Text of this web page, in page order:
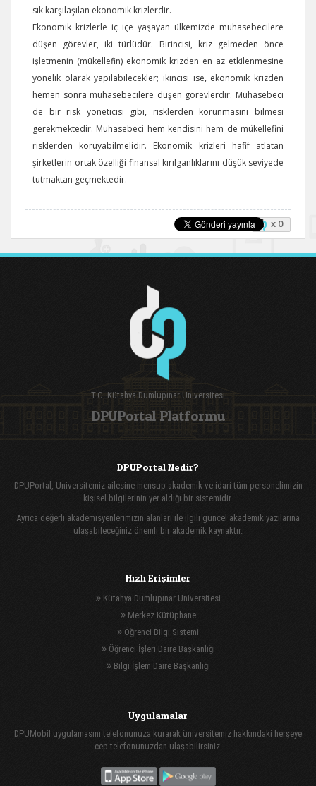
sık karşılaşılan ekonomik krizlerdir.
Ekonomik krizlerle iç içe yaşayan ülkemizde muhasebecilere
düşen görevler, iki türlüdür. Birincisi, kriz gelmeden önce
işletmenin (mükellefin) ekonomik krizden en az etkilenmesine
yönelik olarak yapılabilecekler; ikincisi ise, ekonomik krizden
hemen sonra muhasebecilere düşen görevlerdir. Muhasebeci
de bir risk yöneticisi gibi, risklerden korunmasını bilmesi
gerekmektedir. Muhasebeci hem kendisini hem de mükellefini
risklerden koruyabilmelidir. Ekonomik krizleri hafif atlatan
şirketlerin ortak özelliği finansal kırılganlıklarını düşük seviyede
tutmaktan geçmektedir.
x 0
T.C. Kütahya Dumlupınar Üniversitesi
DPUPortal Platformu
DPUPortal Nedir?
DPUPortal, Üniversitemiz ailesine mensup akademik ve idari tüm personelimizin
kişisel bilgilerinin yer aldığı bir sistemidir.
Ayrıca değerli akademisyenlerimizin alanları ile ilgili güncel akademik yazılarına
ulaşabileceğiniz önemli bir akademik kaynaktır.
Hızlı Erişimler
Kütahya Dumlupınar Üniversitesi
Merkez Kütüphane
Öğrenci Bilgi Sistemi
Öğrenci İşleri Daire Başkanlığı
Bilgi İşlem Daire Başkanlığı
Uygulamalar
DPUMobil uygulamasını telefonunuza kurarak üniversitemiz hakkındaki herşeye
cep telefonunuzdan ulaşabilirsiniz.